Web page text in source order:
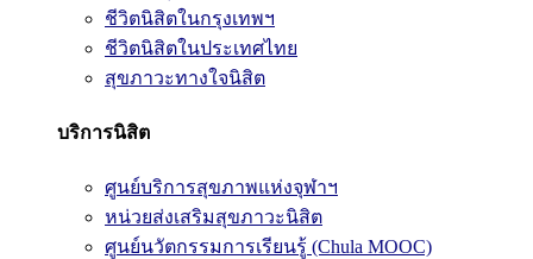
ชีวิตนิสิตในกรุงเทพฯ
ชีวิตนิสิตในประเทศไทย
สุขภาวะทางใจนิสิต
บริการนิสิต
ศูนย์บริการสุขภาพแห่งจุฬาฯ
หน่วยส่งเสริมสุขภาวะนิสิต
ศูนย์นวัตกรรมการเรียนรู้ (Chula MOOC)